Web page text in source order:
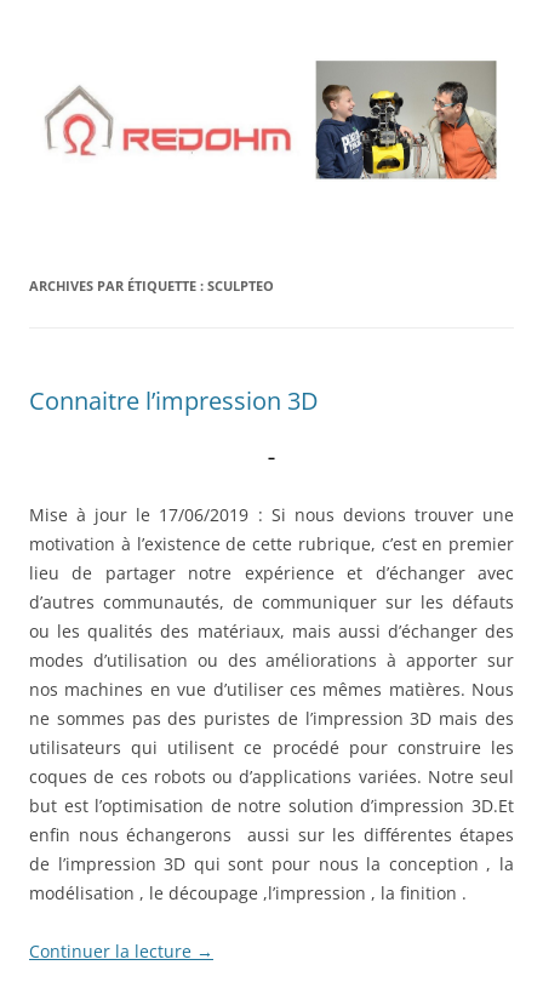
ARCHIVES PAR ÉTIQUETTE : SCULPTEO
Connaitre l’impression 3D
–
Mise à jour le 17/06/2019 : Si nous devions trouver une
motivation à l’existence de cette rubrique, c’est en premier
lieu de partager notre expérience et d’échanger avec
d’autres communautés, de communiquer sur les défauts
ou les qualités des matériaux, mais aussi d’échanger des
modes d’utilisation ou des améliorations à apporter sur
nos machines en vue d’utiliser ces mêmes matières. Nous
ne sommes pas des puristes de l’impression 3D mais des
utilisateurs qui utilisent ce procédé pour construire les
coques de ces robots ou d’applications variées. Notre seul
but est l’optimisation de notre solution d’impression 3D.Et
enfin nous échangerons aussi sur les différentes étapes
de l’impression 3D qui sont pour nous la conception , la
modélisation , le découpage ,l’impression , la finition .
Continuer la lecture →